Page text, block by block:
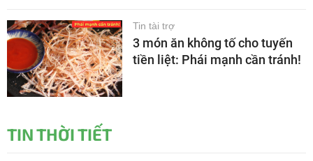
Tin tài trợ
3 món ăn không tố cho tuyến
tiền liệt: Phái mạnh cần tránh!
TIN THỜI TIẾT